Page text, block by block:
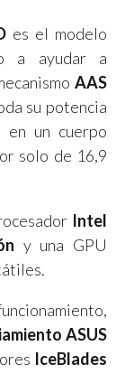
es el modelo
a ayudar a
AAS
su potencia
en un cuerpo
solo de 16,9
Intel
y una GPU
ASUS
IceBlades